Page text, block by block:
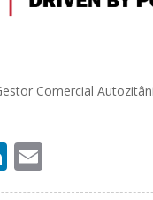
Comercial
LinkedIn